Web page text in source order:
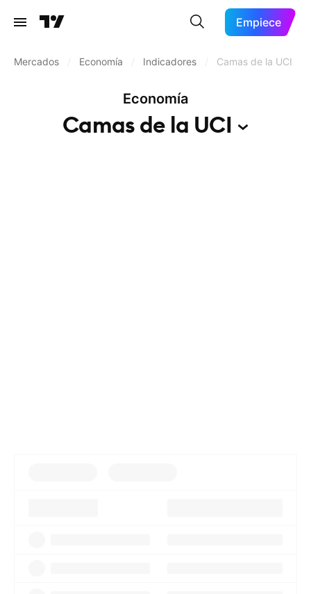
Empiece
Mercados Economía Indicadores Camas de la UCI
Economía
Camas de la UCI